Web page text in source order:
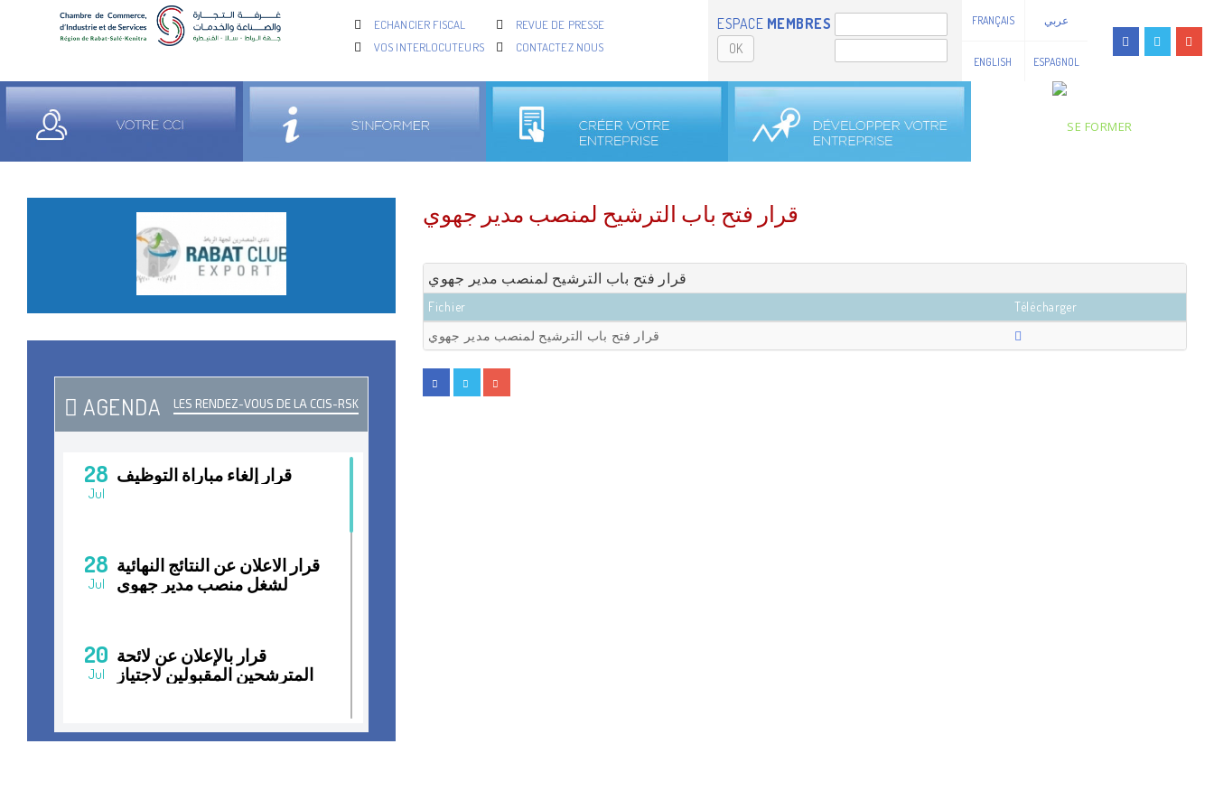
ECHANCIER FISCAL
REVUE DE PRESSE
VOS INTERLOCUTEURS
CONTACTEZ NOUS
ESPACE MEMBRES
OK
FRANÇAIS عربي
ENGLISH ESPAGNOL
AGENDA LES RENDEZ-VOUS DE LA CCIS-RSK
28
Jul
قرار إلغاء مباراة التوظيف
28
Jul
قرار الاعلان عن النتائج النهائية
لشغل منصب مدير جهوي
20
Jul
قرار بالإعلان عن لائحة
المترشحين المقبولين لاجتياز
15 قرار فتح مباراة التوظيف
قرار فتح باب الترشيح لمنصب مدير جهوي
قرار فتح باب الترشيح لمنصب مدير جهوي
Fichier
Télécharger
قرار فتح باب الترشيح لمنصب مدير جهوي